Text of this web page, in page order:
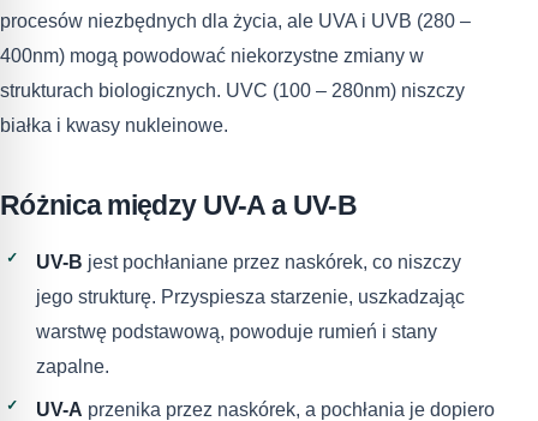
procesów niezbędnych dla życia, ale UVA i UVB (280 –
400nm) mogą powodować niekorzystne zmiany w
strukturach biologicznych. UVC (100 – 280nm) niszczy
białka i kwasy nukleinowe.
Różnica między UV-A a UV-B
UV-B jest pochłaniane przez naskórek, co niszczy
jego strukturę. Przyspiesza starzenie, uszkadzając
warstwę podstawową, powoduje rumień i stany
zapalne.
UV-A przenika przez naskórek, a pochłania je dopiero